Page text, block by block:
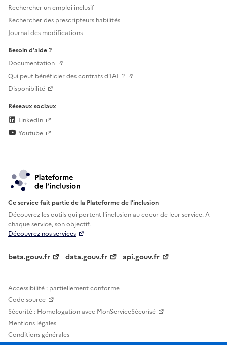
Rechercher un emploi inclusif
Rechercher des prescripteurs habilités
Journal des modifications
Besoin d'aide ?
Documentation
Qui peut bénéficier des contrats d'IAE ?
Disponibilité
Réseaux sociaux
LinkedIn
Youtube
Ce service fait partie de la Plateforme de l’inclusion
Découvrez les outils qui portent l'inclusion aucoeur de leur service. A
chaque service, son objectif.
Découvrez nos services
beta.gouv.fr data.gouv.fr api.gouv.fr
Accessibilité : partiellement conforme
Code source
Sécurité : Homologation avec MonServiceSécurisé
Mentions légales
Conditions générales